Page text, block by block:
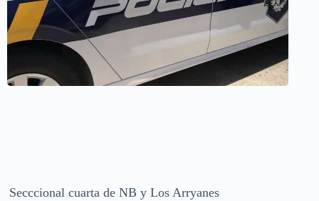
Secccional cuarta de NB y Los Arryanes